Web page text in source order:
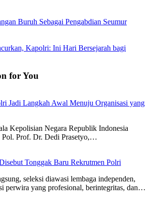
Buruh Sebagai Pengabdian Seumur
Kapolri: Ini Hari Bersejarah bagi
for You
Jadi Langkah Awal Menuju Organisasi yang
Kepolisian Negara Republik Indonesia
Prof. Dr. Dedi Prasetyo,…
Tonggak Baru Rekrutmen Polri
seleksi diawasi lembaga independen,
perwira yang profesional, berintegritas, dan…